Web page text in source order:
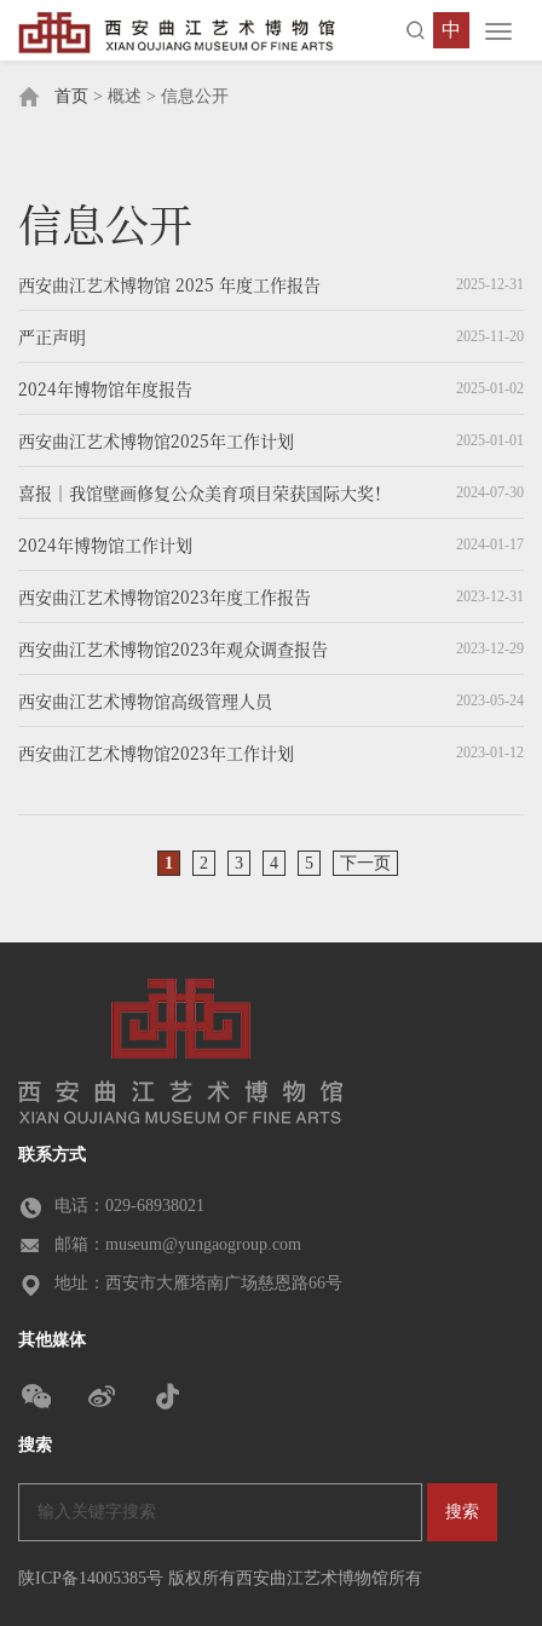
中
首页 > 概述 > 信息公开
信息公开
西安曲江艺术博物馆 2025 年度工作报告 2025-12-31
严正声明 2025-11-20
2024年博物馆年度报告 2025-01-02
西安曲江艺术博物馆2025年工作计划 2025-01-01
喜报｜我馆壁画修复公众美育项目荣获国际大奖！ 2024-07-30
2024年博物馆工作计划 2024-01-17
西安曲江艺术博物馆2023年度工作报告 2023-12-31
西安曲江艺术博物馆2023年观众调查报告 2023-12-29
西安曲江艺术博物馆高级管理人员 2023-05-24
西安曲江艺术博物馆2023年工作计划 2023-01-12
1 2 3 4 5 下一页
联系方式
电话：029-68938021
邮箱：museum@yungaogroup.com
地址：西安市大雁塔南广场慈恩路66号
其他媒体
搜索
陕ICP备14005385号 版权所有西安曲江艺术博物馆所有